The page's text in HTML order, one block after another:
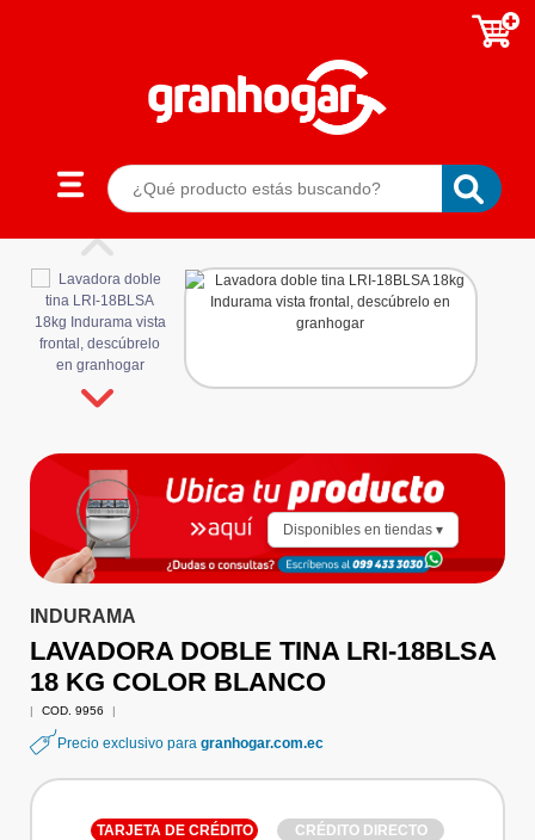
Disponibles en tiendas ▾
INDURAMA
LAVADORA DOBLE TINA LRI-18BLSA
18 KG COLOR BLANCO
COD. 9956
Precio exclusivo para granhogar.com.ec
TARJETA DE CRÉDITO CRÉDITO DIRECTO